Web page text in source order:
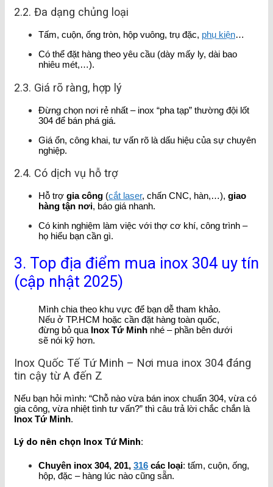
2.2. Đa dạng chủng loại
Tấm, cuộn, ống tròn, hộp vuông, trụ đặc, phụ kiện…
Có thể đặt hàng theo yêu cầu (dày mấy ly, dài bao
nhiêu mét,…).
2.3. Giá rõ ràng, hợp lý
Đừng chọn nơi rẻ nhất – inox “pha tạp” thường đội lốt
304 để bán phá giá.
Giá ổn, công khai, tư vấn rõ là dấu hiệu của sự chuyên
nghiệp.
2.4. Có dịch vụ hỗ trợ
Hỗ trợ gia công (cắt laser, chấn CNC, hàn,…), giao
hàng tận nơi, báo giá nhanh.
Có kinh nghiệm làm việc với thợ cơ khí, công trình –
họ hiểu bạn cần gì.
3. Top địa điểm mua inox 304 uy tín
(cập nhật 2025)
Mình chia theo khu vực để bạn dễ tham khảo.
Nếu ở TP.HCM hoặc cần đặt hàng toàn quốc,
đừng bỏ qua Inox Tứ Minh nhé – phần bên dưới
sẽ nói kỹ hơn.
Inox Quốc Tế Tứ Minh – Nơi mua inox 304 đáng
tin cậy từ A đến Z
Nếu bạn hỏi mình: “Chỗ nào vừa bán inox chuẩn 304, vừa có
gia công, vừa nhiệt tình tư vấn?” thì câu trả lời chắc chắn là
Inox Tứ Minh.
Lý do nên chọn Inox Tứ Minh:
Chuyên inox 304, 201, 316 các loại: tấm, cuộn, ống,
hộp, đặc – hàng lúc nào cũng sẵn.